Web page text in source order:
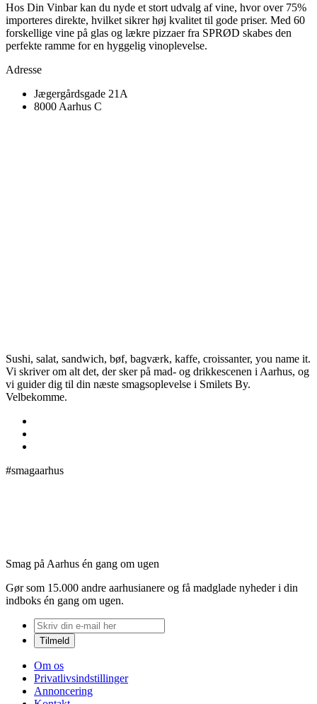
Hos Din Vinbar kan du nyde et stort udvalg af vine, hvor over 75%
importeres direkte, hvilket sikrer høj kvalitet til gode priser. Med 60
forskellige vine på glas og lækre pizzaer fra SPRØD skabes den
perfekte ramme for en hyggelig vinoplevelse.
Adresse
Jægergårdsgade 21A
8000 Aarhus C
Sushi, salat, sandwich, bøf, bagværk, kaffe, croissanter, you name it.
Vi skriver om alt det, der sker på mad- og drikkescenen i Aarhus, og
vi guider dig til din næste smagsoplevelse i Smilets By.
Velbekomme.
#smagaarhus
Smag på Aarhus én gang om ugen
Gør som 15.000 andre aarhusianere og få madglade nyheder i din
indboks én gang om ugen.
Om os
Privatlivsindstillinger
Annoncering